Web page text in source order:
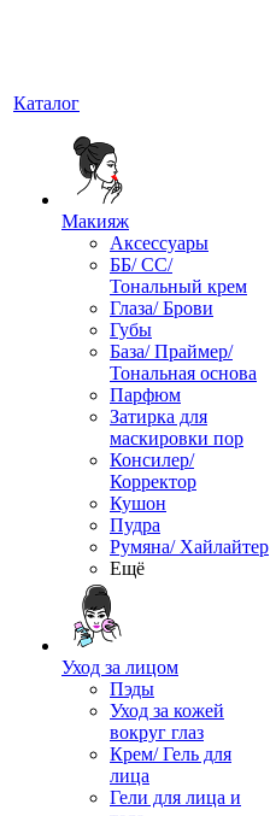
Каталог
Макияж
Аксессуары
ББ/ СС/
Тональный крем
Глаза/ Брови
Губы
База/ Праймер/
Тональная основа
Парфюм
Затирка для
маскировки пор
Консилер/
Корректор
Кушон
Пудра
Румяна/ Хайлайтер
Ещё
Уход за лицом
Пэды
Уход за кожей
вокруг глаз
Крем/ Гель для
лица
Гели для лица и